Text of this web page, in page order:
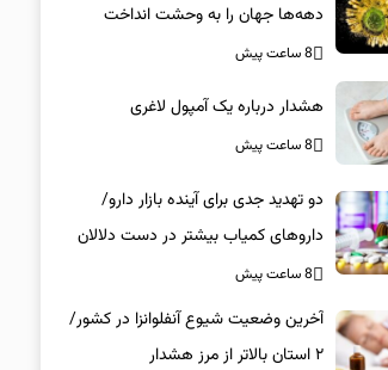
دهه‌ها جهان را به وحشت انداخت
8 ساعت پیش
هشدار درباره یک آمپول لاغری
8 ساعت پیش
دو تهدید جدی برای آینده بازار دارو/
داروهای کمیاب بیشتر در دست دلالان
است تا بیماران/ کمبود در کدام گروه‌های
دارویی محسوس‌تر است؟
8 ساعت پیش
آخرین وضعیت شیوع آنفلوانزا در کشور/
۲ استان بالاتر از مرز هشدار